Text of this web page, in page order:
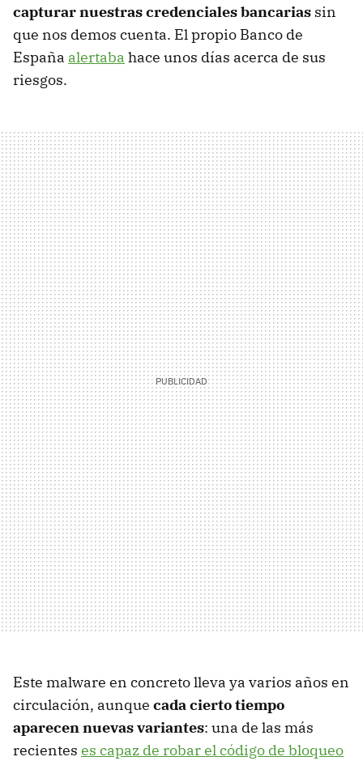
capturar nuestras credenciales bancarias sin
que nos demos cuenta. El propio Banco de
España alertaba hace unos días acerca de sus
riesgos.
Este malware en concreto lleva ya varios años en
circulación, aunque cada cierto tiempo
aparecen nuevas variantes: una de las más
recientes es capaz de robar el código de bloqueo